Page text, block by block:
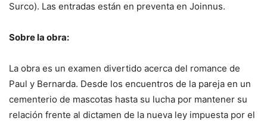
Surco). Las entradas están en preventa en Joinnus.
Sobre la obra:
La obra es un examen divertido acerca del romance de
Paul y Bernarda. Desde los encuentros de la pareja en un
cementerio de mascotas hasta su lucha por mantener su
relación frente al dictamen de la nueva ley impuesta por el